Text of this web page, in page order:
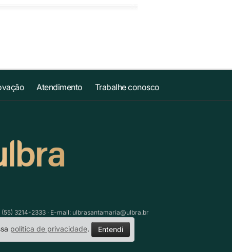
Atendimento Trabalhe conosco
3214-2333 · E-mail: ulbrasantamaria@ulbra.br
política de privacidade. Entendi